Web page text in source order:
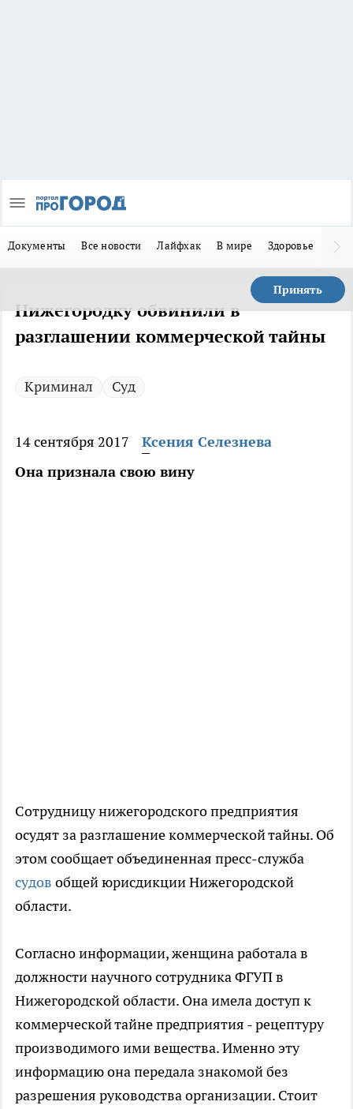
Документы Все новости Лайфхак В мире Здоровье
Принять
Нижегородку обвинили в
разглашении коммерческой тайны
Криминал Суд
14 сентября 2017
Ксения Селезнева
Она признала свою вину
Сотрудницу нижегородского предприятия
осудят за разглашение коммерческой тайны. Об
этом сообщает объединенная пресс-служба
судов общей юрисдикции Нижегородской
области.
Согласно информации, женщина работала в
должности научного сотрудника ФГУП в
Нижегородской области. Она имела доступ к
коммерческой тайне предприятия - рецептуру
производимого ими вещества. Именно эту
информацию она передала знакомой без
разрешения руководства организации. Стоит